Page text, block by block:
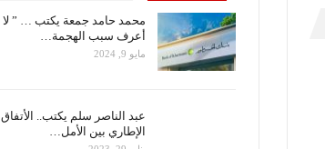
محمد حامد جمعة يكتب … ” لا
أعرف سبب الهجمة…
مايو 9, 2024
عبد الناصر سلم يكتب.. الأتفاق
الإطاري بين الأمل…